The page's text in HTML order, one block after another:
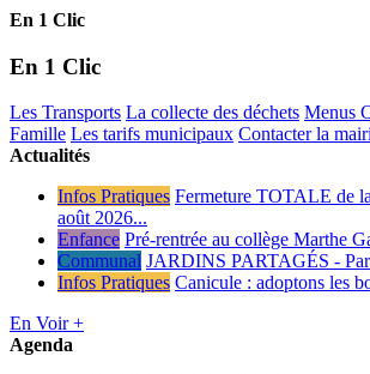
En 1 Clic
En 1 Clic
Les Transports La collecte des déchets Menus
Famille Les tarifs municipaux Contacter la
Actualités
Infos Pratiques Fermeture TOTALE de
août 2026...
Enfance Pré-rentrée au collège Marthe
Communal JARDINS PARTAGÉS -
Infos Pratiques Canicule : adoptons les
En Voir +
Agenda